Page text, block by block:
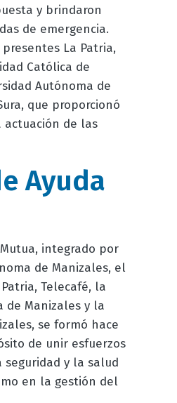
y brindaron
de emergencia.
La Patria,
Católica de
Autónoma de
que proporcionó
actuación de las
Ayuda
integrado por
de Manizales, el
Telecafé, la
de Manizales y la
se formó hace
de unir esfuerzos
y la salud
en la gestión del